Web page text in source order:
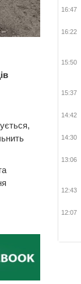
16:47
16:22
15:50
15:37
14:42
14:30
13:06
12:43
12:07